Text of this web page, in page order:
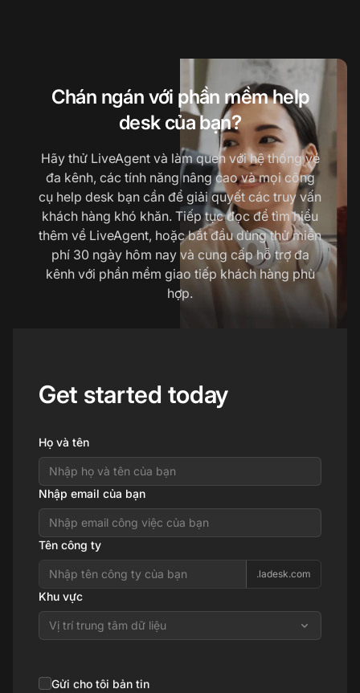
Chán ngán với phần mềm help
desk của bạn?
Hãy thử LiveAgent và làm quen với hệ thống vé
đa kênh, các tính năng nâng cao và mọi công
cụ help desk bạn cần để giải quyết các truy vấn
khách hàng khó khăn. Tiếp tục đọc để tìm hiểu
thêm về LiveAgent, hoặc bắt đầu dùng thử miễn
phí 30 ngày hôm nay và cung cấp hỗ trợ đa
kênh với phần mềm giao tiếp khách hàng phù
hợp.
Get started today
Họ và tên
Nhập email của bạn
Tên công ty
.ladesk.com
Khu vực
Vị trí trung tâm dữ liệu
Gửi cho tôi bản tin